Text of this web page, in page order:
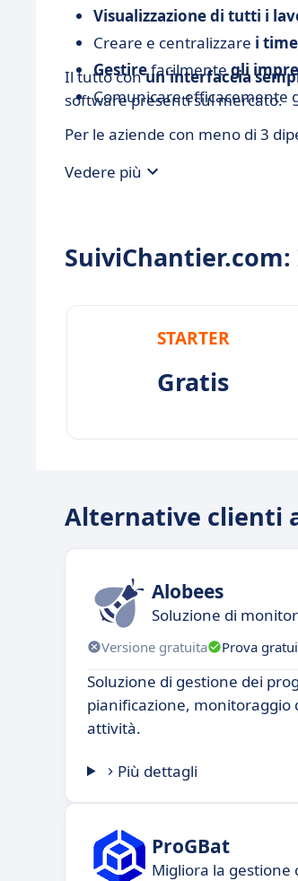
Visualizzazione di tutti i
Creare e centralizzare i
Gestirefacilmentegli
Comunicare efficacemente
Il tutto conun'interfaccia
software presenti sul mercato.
Per le aziende con meno di 3
Vedere più
SuiviChantier.com:
STARTER
Gratis
Alternative clienti
Alobees
Soluzione di
Versione gratuita Prova
Soluzione di gestione dei
pianificazione, monitoraggio
attività.
Più dettagli
ProGBat
Migliora la